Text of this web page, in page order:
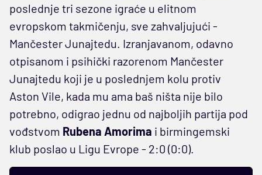
poslednje tri sezone igraće u elitnom
evropskom takmičenju, sve zahvaljujući -
Mančester Junajtedu. Izranjavanom, odavno
otpisanom i psihički razorenom Mančester
Junajtedu koji je u poslednjem kolu protiv
Aston Vile, kada mu ama baš ništa nije bilo
potrebno, odigrao jednu od najboljih partija pod
vođstvom Rubena Amorima i birmingemski
klub poslao u Ligu Evrope - 2:0 (0:0).